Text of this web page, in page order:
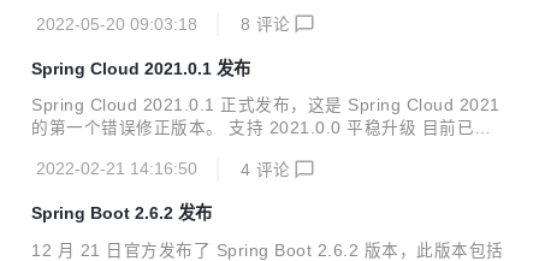
用@PropertySource 3 配置的属性具有更高的优先级 WebCli
不完整#31079 Statsd 组件缺少 buffered 和 step 属性的配置
WebFlux 端点的请求调试日志记录格式化为字符串方便阅读
@ConditionalOn...
2022-05-20 09:03:18 8 评论
Spring Cloud 2021.0.1 发布
Spring Cloud 2021.0.1 正式发布，这是 Spring Cloud 2021
的第一个错误修正版本。 支持 2021.0.0 平稳升级 目前已经
> <dependencies> <dependency> <groupId>org.springfra
encies</artifactId> <version>...
2022-02-21 14:16:50 4 评论
Spring Boot 2.6.2 发布
12 月 21 日官方发布了 Spring Boot 2.6.2 版本，此版本包括